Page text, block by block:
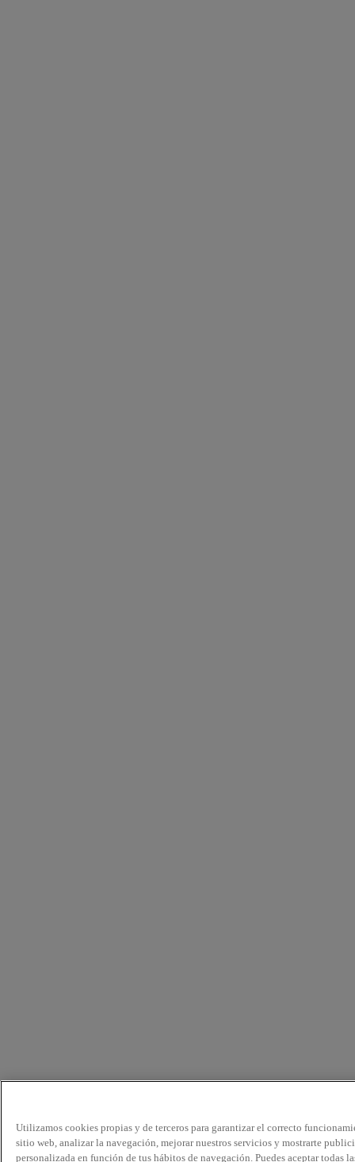
Utilizamos cookies propias y de terceros para garantizar el correcto
sitio web, analizar la navegación, mejorar nuestros servicios y mostrarte
personalizada en función de tus hábitos de navegación. Puedes aceptar todas